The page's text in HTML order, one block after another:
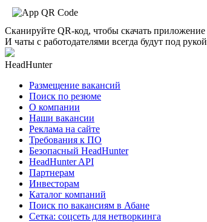
Сканируйте QR-код, чтобы скачать приложение
И чаты с работодателями всегда будут под рукой
HeadHunter
Размещение вакансий
Поиск по резюме
О компании
Наши вакансии
Реклама на сайте
Требования к ПО
Безопасный HeadHunter
HeadHunter API
Партнерам
Инвесторам
Каталог компаний
Поиск по вакансиям в Абане
Сетка: соцсеть для нетворкинга